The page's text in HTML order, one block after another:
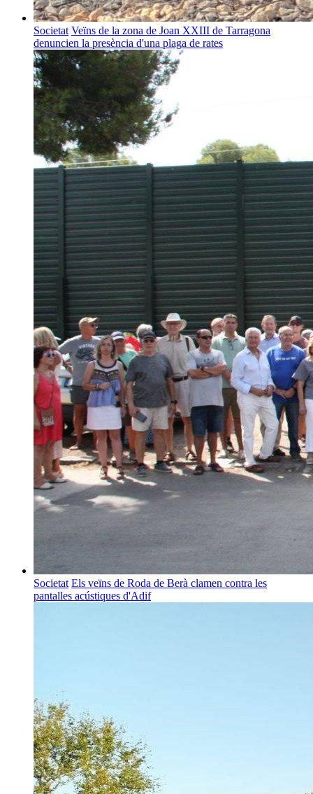
Societat Veïns de la zona de Joan XXIII de Tarragona
denuncien la presència d'una plaga de rates
Societat Els veïns de Roda de Berà clamen contra les
pantalles acústiques d'Adif